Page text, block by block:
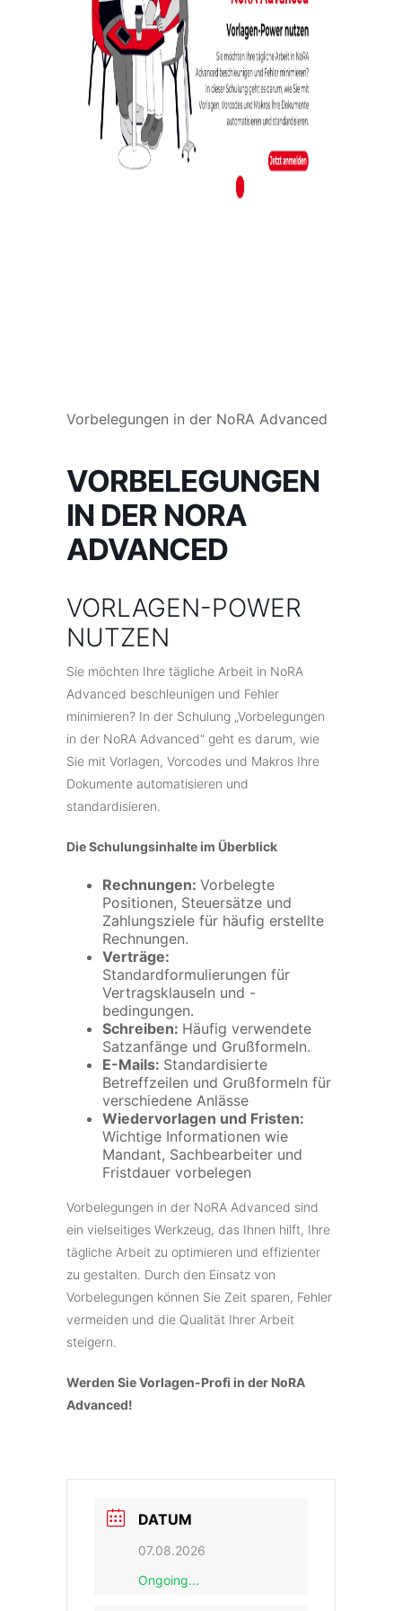
Vorbelegungen in der NoRA Advanced
VORBELEGUNGEN
IN DER NORA
ADVANCED
VORLAGEN-POWER
NUTZEN
Sie möchten Ihre tägliche Arbeit in NoRA
Advanced beschleunigen und Fehler
minimieren? In der Schulung „Vorbelegungen
in der NoRA Advanced“ geht es darum, wie
Sie mit Vorlagen, Vorcodes und Makros Ihre
Dokumente automatisieren und
standardisieren.
Die Schulungsinhalte im Überblick
Rechnungen: Vorbelegte
Positionen, Steuersätze und
Zahlungsziele für häufig erstellte
Rechnungen.
Verträge:
Standardformulierungen für
Vertragsklauseln und -
bedingungen.
Schreiben: Häufig verwendete
Satzanfänge und Grußformeln.
E-Mails: Standardisierte
Betreffzeilen und Grußformeln für
verschiedene Anlässe
Wiedervorlagen und Fristen:
Wichtige Informationen wie
Mandant, Sachbearbeiter und
Fristdauer vorbelegen
Vorbelegungen in der NoRA Advanced sind
ein vielseitiges Werkzeug, das Ihnen hilft, Ihre
tägliche Arbeit zu optimieren und effizienter
zu gestalten. Durch den Einsatz von
Vorbelegungen können Sie Zeit sparen, Fehler
vermeiden und die Qualität Ihrer Arbeit
steigern.
Werden Sie Vorlagen-Profi in der NoRA
Advanced!
DATUM
07.08.2026
Ongoing...